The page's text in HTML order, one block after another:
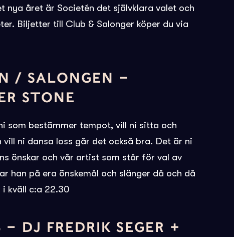
nya året är Societén det självklara valet och
Biljetter till Club & Salonger köper du via
/ SALONGEN –
STONE
som bestämmer tempot, vill ni sitta och
vill ni dansa loss går det också bra. Det är ni
önskar och vår artist som står för val av
han på era önskemål och slänger då och då
kväll c:a 22.30
DJ FREDRIK SEGER +